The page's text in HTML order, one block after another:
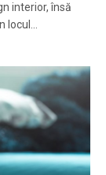
interior, însă
locul…